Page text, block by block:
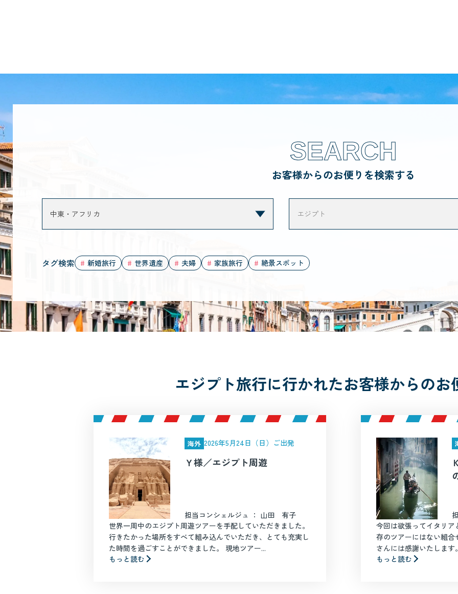
SEARCH
お客様からのお便りを検索する
タグ検索 新婚旅行 世界遺産 夫婦 家族旅行 絶景スポット
エジプト旅行に行かれたお客様からのお
海外 2026年5月24日（日）ご出発
Ｙ様／エジプト周遊
担当コンシェルジュ ： 山田 有子
世界一周中のエジプト周遊ツアーを手配していただきました。
行きたかった場所をすべて組み込んでいただき、とても充実し
た時間を過ごすことができました。 現地ツアー...
もっと読む
今回は欲張ってイタリ
存のツアーにはない組
さんには感謝いたしま
もっと読む